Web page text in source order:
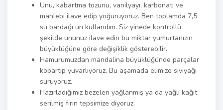
Unu, kabartma tozunu, vanilyayı, karbonatı ve
mahlebi ilave edip yoğuruyoruz. Ben toplamda 7,5
su bardağı un kullandım. Siz yinede kontrollü
şekilde ununuz ilave edin bu miktar yumurtanızın
büyüklüğüne göre değişiklik gösterebilir.
Hamurumuzdan mandalina büyüklüğünde parçalar
kopartıp yuvarlıyoruz. Bu aşamada elimize sıvıyağı
sürüyoruz.
Hazırladığımız bezeleri yağlanmış ya da yağlı kağıt
serilmiş fırın tepsimize diyoruz.